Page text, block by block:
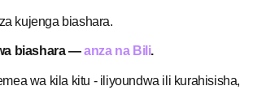
kujenga biashara.
biashara —anza na Bili.
wa kila kitu - iliyoundwa ili kurahisisha,